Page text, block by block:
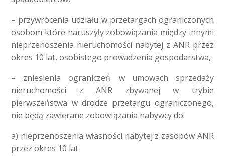
– przywrócenia udziału w przetargach ograniczonych
osobom które naruszyły zobowiązania między innymi
nieprzenoszenia nieruchomości nabytej z ANR przez
okres 10 lat, osobistego prowadzenia gospodarstwa,
– zniesienia ograniczeń w umowach sprzedaży
nieruchomości z ANR zbywanej w trybie
pierwszeństwa w drodze przetargu ograniczonego,
nie będą zawierane zobowiązania nabywcy do:
a) nieprzenoszenia własności nabytej z zasobów ANR
przez okres 10 lat